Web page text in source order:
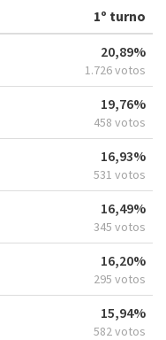
1º turno
20,89%
1.726 votos
19,76%
458 votos
16,93%
531 votos
16,49%
345 votos
16,20%
295 votos
15,94%
582 votos